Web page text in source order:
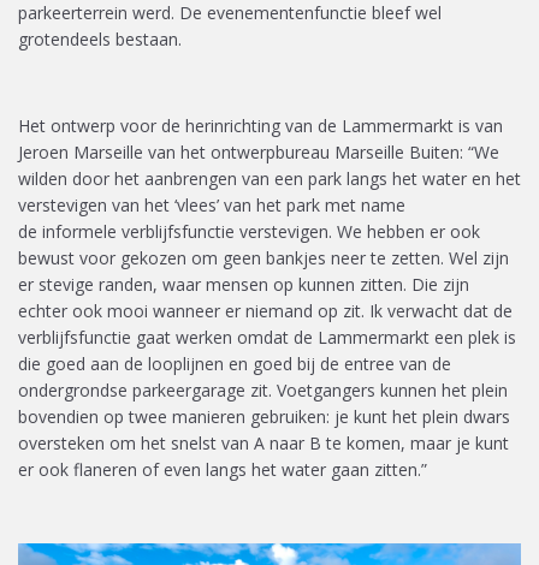
parkeerterrein werd. De evenementenfunctie bleef wel
grotendeels bestaan.
Het ontwerp voor de herinrichting van de Lammermarkt is van
Jeroen Marseille van het ontwerpbureau Marseille Buiten: “We
wilden door het aanbrengen van een park langs het water en het
verstevigen van het ‘vlees’ van het park met name
de informele verblijfsfunctie verstevigen. We hebben er ook
bewust voor gekozen om geen bankjes neer te zetten. Wel zijn
er stevige randen, waar mensen op kunnen zitten. Die zijn
echter ook mooi wanneer er niemand op zit. Ik verwacht dat de
verblijfsfunctie gaat werken omdat de Lammermarkt een plek is
die goed aan de looplijnen en goed bij de entree van de
ondergrondse parkeergarage zit. Voetgangers kunnen het plein
bovendien op twee manieren gebruiken: je kunt het plein dwars
oversteken om het snelst van A naar B te komen, maar je kunt
er ook flaneren of even langs het water gaan zitten.”